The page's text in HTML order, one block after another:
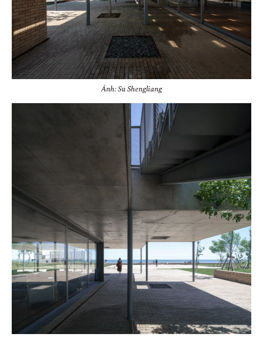
Ảnh: Su Shengliang